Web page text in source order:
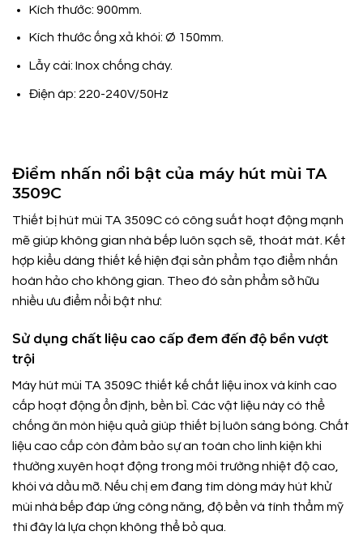
Kích thước: 900mm.
Kích thước ống xả khói: Ø 150mm.
Lẫy cài: Inox chống cháy.
Điện áp: 220-240V/50Hz
Điểm nhấn nổi bật của máy hút mùi TA
3509C
Thiết bị hút mùi TA 3509C có công suất hoạt động mạnh
mẽ giúp không gian nhà bếp luôn sạch sẽ, thoát mát. Kết
hợp kiểu dáng thiết kế hiện đại sản phẩm tạo điểm nhấn
hoàn hảo cho không gian. Theo đó sản phẩm sở hữu
nhiều ưu điểm nổi bật như:
Sử dụng chất liệu cao cấp đem đến độ bền vượt
trội
Máy hút mùi TA 3509C thiết kế chất liệu inox và kính cao
cấp hoạt động ổn định, bền bỉ. Các vật liệu này có thể
chống ăn mòn hiệu quả giúp thiết bị luôn sáng bóng. Chất
liệu cao cấp còn đảm bảo sự an toàn cho linh kiện khi
thường xuyên hoạt động trong môi trường nhiệt độ cao,
khói và dầu mỡ. Nếu chị em đang tìm dòng máy hút khử
mùi nhà bếp đáp ứng công năng, độ bền và tính thẩm mỹ
thì đây là lựa chọn không thể bỏ qua.